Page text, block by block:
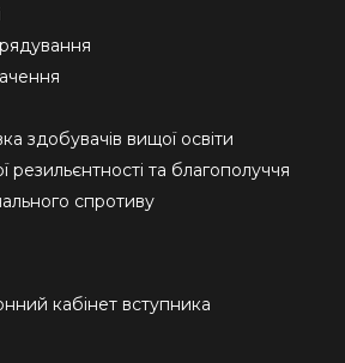
здобувачів вищої освіти
резильєнтності та благополуччя
спротиву
кабінет вступника